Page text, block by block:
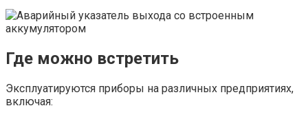
Где можно встретить
Эксплуатируются приборы на различных предприятиях,
включая: